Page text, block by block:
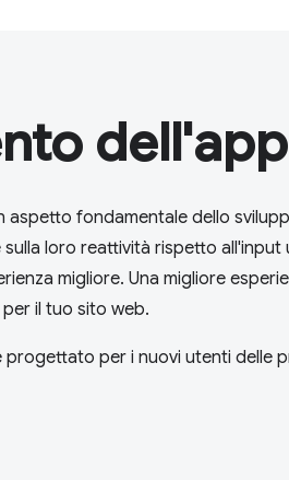
aspetto fondamentale dello
loro reattività rispetto
migliore. Una migliore
il tuo sito web.
per i nuovi utenti delle